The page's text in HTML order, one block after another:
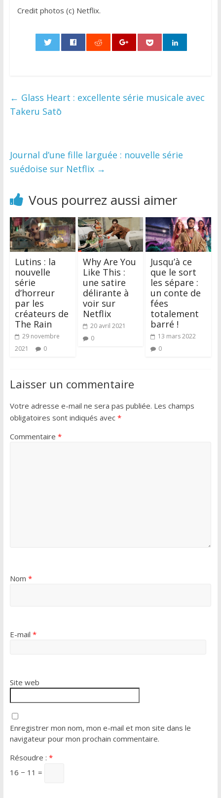
Credit photos (c) Netflix.
← Glass Heart : excellente série musicale avec
Takeru Satō
Journal d’une fille larguée : nouvelle série
suédoise sur Netflix →
Vous pourrez aussi aimer
Lutins : la
nouvelle
série
d’horreur
par les
créateurs de
The Rain
29 novembre
2021
0
Why Are You
Like This :
une satire
délirante à
voir sur
Netflix
20 avril 2021
0
Jusqu’à ce
que le sort
les sépare :
un conte de
fées
totalement
barré !
13 mars 2022
0
Laisser un commentaire
Votre adresse e-mail ne sera pas publiée. Les champs
obligatoires sont indiqués avec *
Commentaire *
Nom *
E-mail *
Site web
Enregistrer mon nom, mon e-mail et mon site dans le
navigateur pour mon prochain commentaire.
Résoudre : *
16 − 11 =